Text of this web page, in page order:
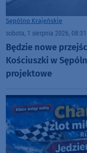
Sępólno Krajeńskie
sobota, 1 sierpnia 2026, 08:31
Będzie nowe
Kościuszki w
projektowe